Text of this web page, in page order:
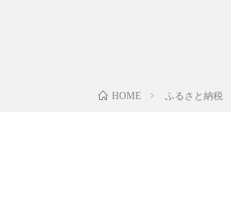
HOME ふるさと納税